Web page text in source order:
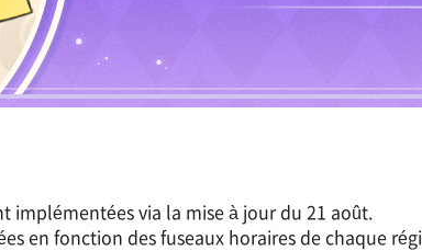
implémentées via la mise à jour du 21 août.
en fonction des fuseaux horaires de chaque